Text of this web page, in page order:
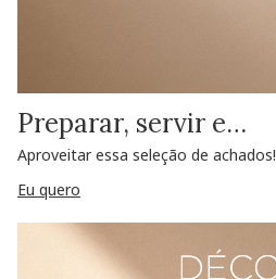
Preparar, servir e…
Aproveitar essa seleção de achados!
Eu quero